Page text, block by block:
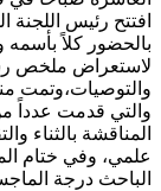
افتتح رئيس اللجنة
بالحضور كلاً
لاستعراض ملخص
والتوصيات،وتمت
والتي قدمت عدداً
المناقشة بالثناء
علمي، وفي ختام
الباحث درجة